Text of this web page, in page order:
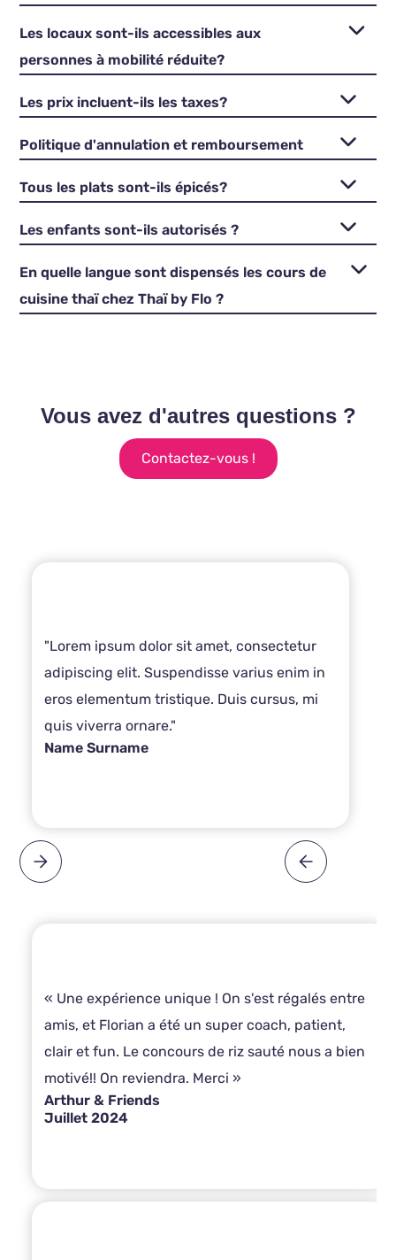
Les locaux sont-ils accessibles aux
personnes à mobilité réduite?
Les prix incluent-ils les taxes?
Politique d'annulation et remboursement
Tous les plats sont-ils épicés?
Les enfants sont-ils autorisés ?
En quelle langue sont dispensés les cours de
cuisine thaï chez Thaï by Flo ?
Vous avez d'autres questions ?
Contactez-vous !
"Lorem ipsum dolor sit amet, consectetur
adipiscing elit. Suspendisse varius enim in
eros elementum tristique. Duis cursus, mi
quis viverra ornare."
Name Surname
« Une expérience unique ! On s'est régalés entre
amis, et Florian a été un super coach, patient,
clair et fun. Le concours de riz sauté nous a bien
motivé!! On reviendra. Merci »
Arthur & Friends
Juillet 2024